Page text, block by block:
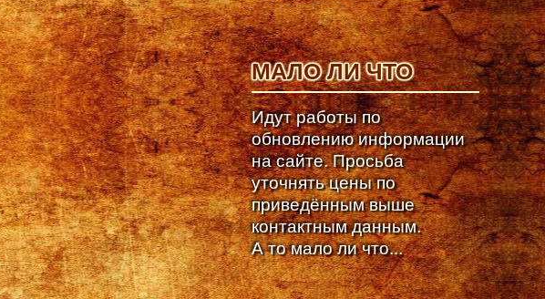
МАЛО ЛИ ЧТО
Идут работы по
обновлению информации
на сайте. Просьба
уточнять цены по
приведённым выше
контактным данным.
А то мало ли что...